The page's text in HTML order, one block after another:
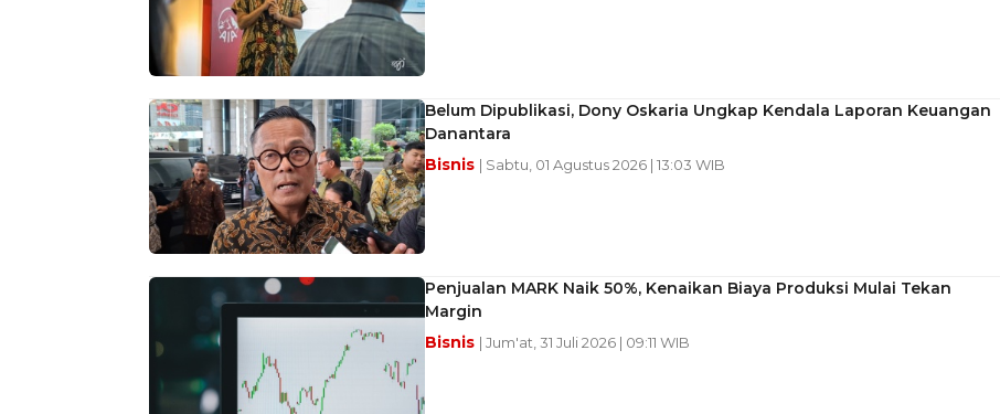
Belum Dipublikasi, Dony Oskaria Ungkap Kendala Laporan Keuangan
Danantara
Bisnis | Sabtu, 01 Agustus 2026 | 13:03 WIB
Penjualan MARK Naik 50%, Kenaikan Biaya Produksi Mulai Tekan
Margin
Bisnis | Jum'at, 31 Juli 2026 | 09:11 WIB